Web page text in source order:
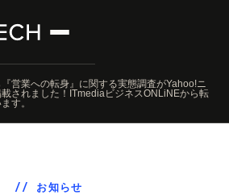
営業への転身』に関する実態調査がYahoo!ニ
されました！ITmediaビジネスONLiNEから転
す。
// お知らせ